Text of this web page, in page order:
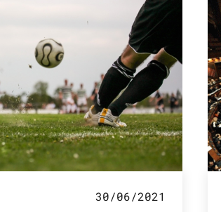
30/06/2021